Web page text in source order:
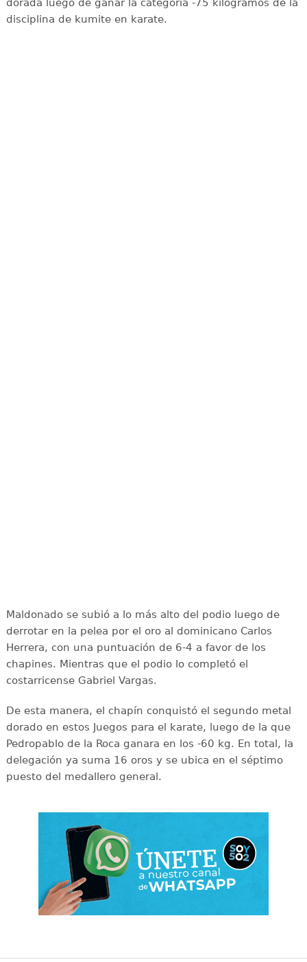
dorada luego de ganar la categoría -75 kilogramos de la
disciplina de kumite en karate.
Maldonado se subió a lo más alto del podio luego de
derrotar en la pelea por el oro al dominicano Carlos
Herrera, con una puntuación de 6-4 a favor de los
chapines. Mientras que el podio lo completó el
costarricense Gabriel Vargas.
De esta manera, el chapín conquistó el segundo metal
dorado en estos Juegos para el karate, luego de la que
Pedropablo de la Roca ganara en los -60 kg. En total, la
delegación ya suma 16 oros y se ubica en el séptimo
puesto del medallero general.